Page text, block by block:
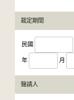
裁定期間
民國
年 月
聲請人